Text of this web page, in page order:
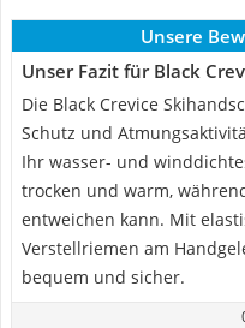
Unsere
Unser Fazit für Black
Die Black Crevice
Schutz und
Ihr wasser- und
trocken und warm,
entweichen kann. Mit
Verstellriemen am
bequem und sicher.